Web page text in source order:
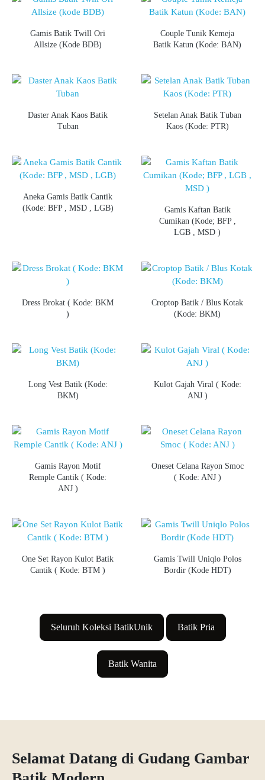
Gamis Batik Twill Ori
Allsize (kode BDB)
Couple Tunik Kemeja
Batik Katun (Kode: BAN)
Daster Anak Kaos Batik
Tuban
Setelan Anak Batik Tuban
Kaos (Kode: PTR)
Aneka Gamis Batik Cantik
(Kode: BFP , MSD , LGB)
Gamis Kaftan Batik
Cumikan (Kode; BFP ,
LGB , MSD )
Dress Brokat ( Kode: BKM
)
Croptop Batik / Blus Kotak
(Kode: BKM)
Long Vest Batik (Kode:
BKM)
Kulot Gajah Viral ( Kode:
ANJ )
Gamis Rayon Motif
Remple Cantik ( Kode:
ANJ )
Oneset Celana Rayon Smoc
( Kode: ANJ )
One Set Rayon Kulot Batik
Cantik ( Kode: BTM )
Gamis Twill Uniqlo Polos
Bordir (Kode HDT)
Seluruh Koleksi BatikUnik Batik Pria
Batik Wanita
Selamat Datang di Gudang Gambar